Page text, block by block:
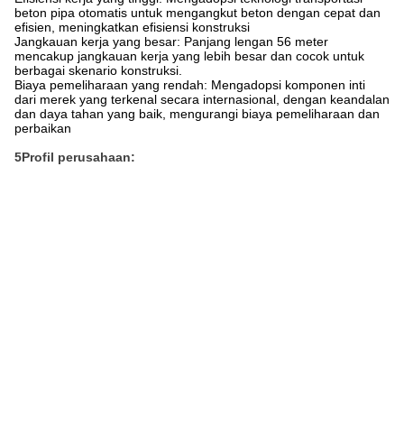
beton pipa otomatis untuk mengangkut beton dengan cepat dan
efisien, meningkatkan efisiensi konstruksi
Jangkauan kerja yang besar: Panjang lengan 56 meter
mencakup jangkauan kerja yang lebih besar dan cocok untuk
berbagai skenario konstruksi.
Biaya pemeliharaan yang rendah: Mengadopsi komponen inti
dari merek yang terkenal secara internasional, dengan keandalan
dan daya tahan yang baik, mengurangi biaya pemeliharaan dan
perbaikan
5Profil perusahaan: